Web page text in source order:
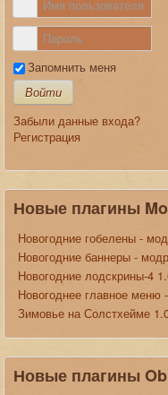
Запомнить меня
Войти
Забыли данные входа?
Регистрация
Новые плагины
Новогодние гобелены -
Новогодние баннеры -
Новогодние лодскрины-4
Новогоднее главное меню
Зимовье на Солстхейме
Новые плагины